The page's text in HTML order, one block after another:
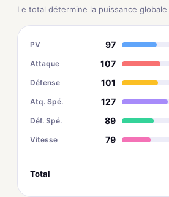
Le total détermine la puissance
PV 97
Attaque 107
Défense 101
Atq. Spé. 127
Déf. Spé. 89
Vitesse 79
Total